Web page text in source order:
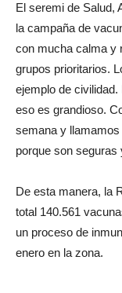
El seremi de Salud,
la campaña de
con mucha calma y
grupos prioritarios.
ejemplo de
eso es grandioso.
semana y
porque son
De esta manera, la
total 140.561
un proceso de
enero en la zona.